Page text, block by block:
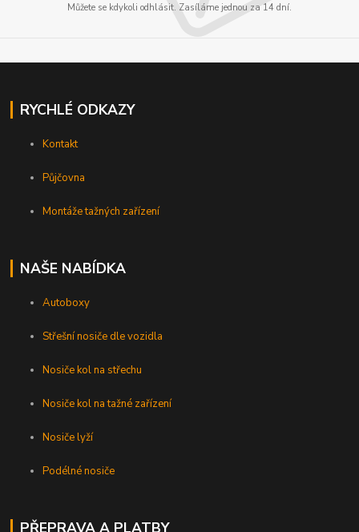
Můžete se kdykoli odhlásit. Zasíláme jednou za 14 dní.
RYCHLÉ ODKAZY
Kontakt
Půjčovna
Montáže tažných zařízení
NAŠE NABÍDKA
Autoboxy
Střešní nosiče dle vozidla
Nosiče kol na střechu
Nosiče kol na tažné zařízení
Nosiče lyží
Podélné nosiče
PŘEPRAVA A PLATBY